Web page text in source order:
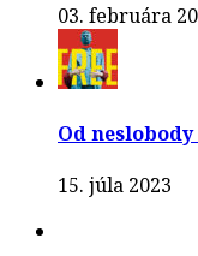
03. februára
Od
15. júla 2023